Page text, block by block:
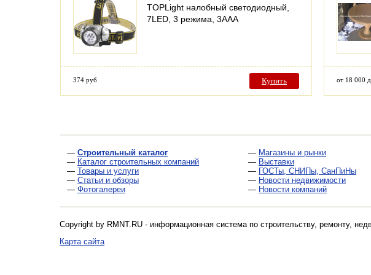
TOPLight налобный светодиодный,
7LED, 3 режима, 3ААА
374 руб Купить от 18 000
— Строительный каталог
— Каталог строительных компаний
— Товары и услуги
— Статьи и обзоры
— Фотогалереи
— Магазины и рынки
— Выставки
— ГОСТы, СНИПы, СанПиНы
— Новости недвижимости
— Новости компаний
Copyright by RMNT.RU - информационная система по строительству, ремонту,
Карта сайта